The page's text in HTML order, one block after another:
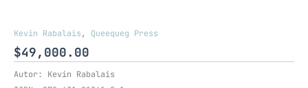
Kevin Rabalais, Queequeg Press
$49,000.00
Autor: Kevin Rabalais